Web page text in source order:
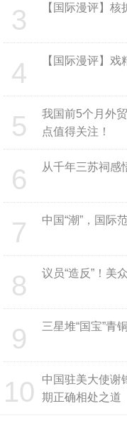
3 【国际漫评】核
4 【国际漫评】戏
5
我国前5个月外
点值得关注！
6 从千年三苏祠感
7 中国“潮”，国际
8 议员“造反”！美
9 三星堆“国宝”青
10
中国驻美大使谢
期正确相处之道